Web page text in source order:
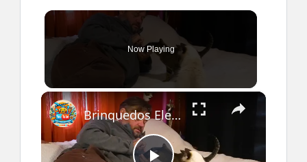
Now Playing
×
Brinquedos Eletrônicos para Gatos: Diversão e Estímulo Inteligente! 🐾✨